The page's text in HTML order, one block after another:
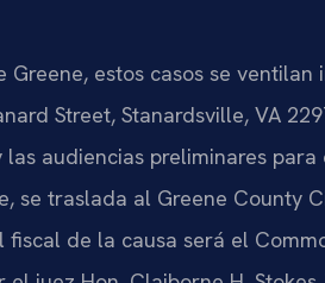
Greene, estos casos se ventilan
Street, Stanardsville, VA
audiencias preliminares
se traslada al Greene County
fiscal de la causa será el